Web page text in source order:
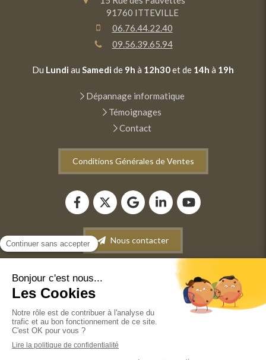
91760 ITTEVILLE
06.76.44.22.40
09.56.39.65.94
Du Lundi au Samedi de 9h à 12h30et de 14h à 19h
Dépannage informatique
Témoignages
Contact
Conditions Générales de Ventes
Nous contacter
Conditions générales de vente
©2022 ANM INFORMATIQUE - Dépannage-Maintenance
informatique. Vente de matériel informatique. Récupération
de données.